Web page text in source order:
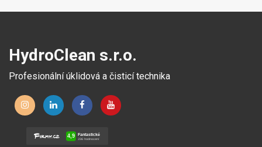
HydroClean s.r.o.
Profesionální úklidová a čisticí technika